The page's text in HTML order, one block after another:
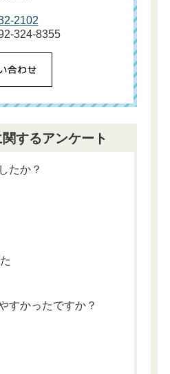
2102
324-8355
するアンケート
たか？
すかったですか？